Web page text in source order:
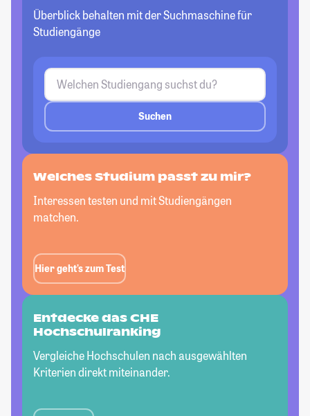
Überblick behalten mit der Suchmaschine für
Studiengänge
Suchen
Welches Studium passtzu mir?
Interessen testen und mit Studiengängen
matchen.
Hier geht’s zum Test
Entdecke das CHE
Hochschulranking
Vergleiche Hochschulen nach ausgewählten
Kriterien direkt miteinander.